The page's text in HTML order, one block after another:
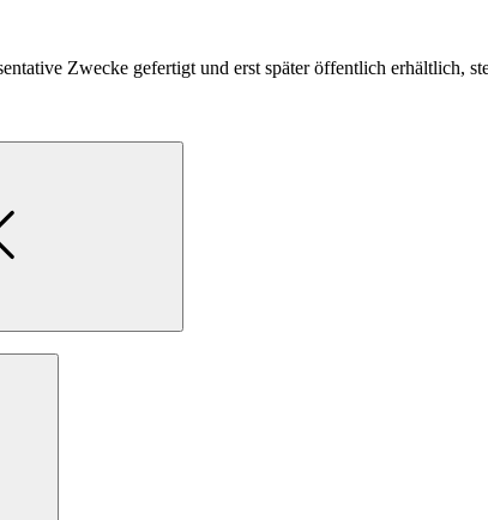
Zwecke gefertigt und erst später öffentlich erhältlich,